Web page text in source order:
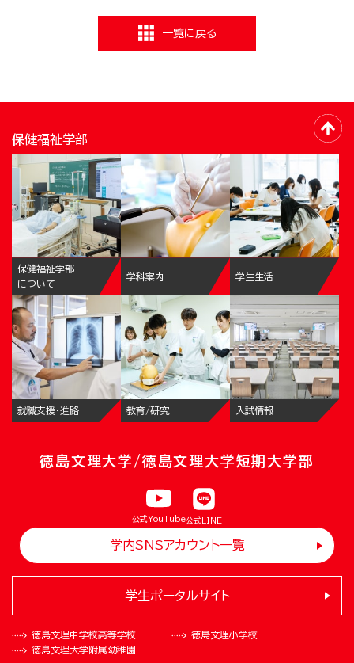
一覧に戻る
保健福祉学部
保健福祉学部
について
学科案内 学生生活
就職支援・進路 教育/研究 入試情報
徳島文理大学/徳島文理大学短期大学部
公式YouTube公式LINE
学内SNSアカウント一覧
徳島文理中学校高等学校
徳島文理小学校
徳島文理大学附属幼稚園
学生ポータルサイト